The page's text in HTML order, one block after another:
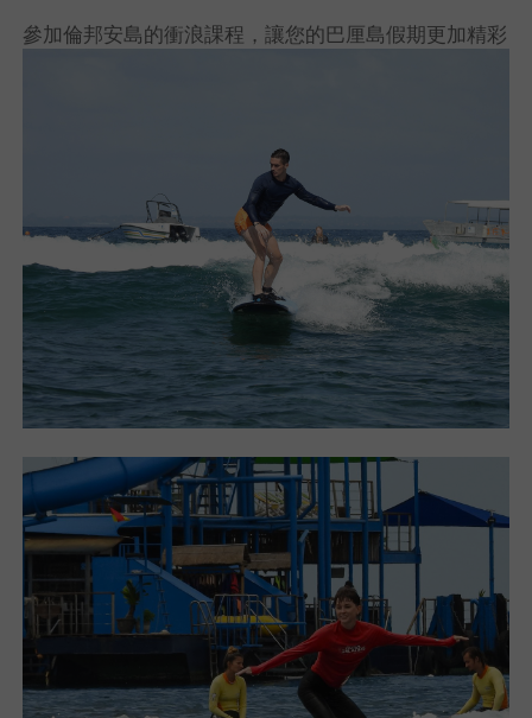
參加倫邦安島的衝浪課程，讓您的巴厘島假期更加精彩